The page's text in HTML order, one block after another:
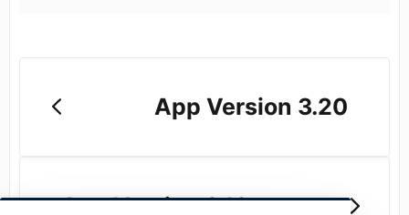
App Version 3.20
App Version 3.16